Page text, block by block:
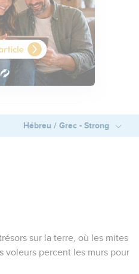
Hébreu / Grec - Strong
sur la terre, où les mites
voleurs percent les murs pour